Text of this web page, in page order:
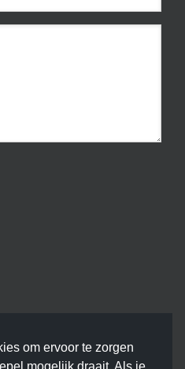
om ervoor te zorgen
mogelijk draait. Als je